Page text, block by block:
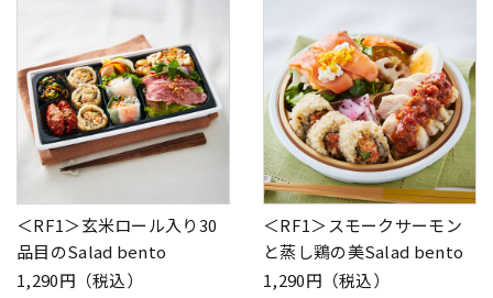
＜RF1＞玄米ロール入り30
品目のSalad bento
1,290円（税込）
＜RF1＞スモークサーモン
と蒸し鶏の美Salad bento
1,290円（税込）